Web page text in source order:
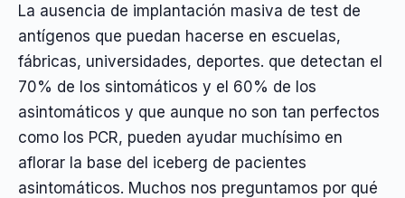
La ausencia de implantación masiva de test de
antígenos que puedan hacerse en escuelas,
fábricas, universidades, deportes. que detectan el
70% de los sintomáticos y el 60% de los
asintomáticos y que aunque no son tan perfectos
como los PCR, pueden ayudar muchísimo en
aflorar la base del iceberg de pacientes
asintomáticos. Muchos nos preguntamos por qué